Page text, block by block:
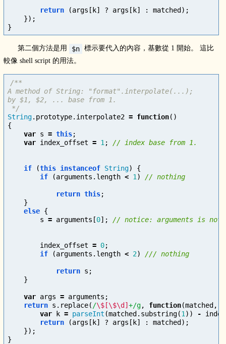
return (args [ k] ? args [ k] : matched );
});
}
第二個方法是用 $n 標示要代入的內容，基數從 1 開始。 這比
較像 shell script 的用法。
/**
A method of String: "format".interpolate(...);
by $1, $2, ... base from 1.
*/
String. prototype. interpolate2 = function()
{
var s = this;
var index_offset = 1 ;
if (this instanceof String)
{
if
(arguments . length < 1 )
return this;
}
else {
s = arguments [0];
index_offset = 0;
if
(arguments . length < 2)
return s ;
}
var args = arguments ;
return s . replace( /\$[\$\d] +/g, function(matched ,
var
k = parseInt (matched . substring(1 )) -
return
(args [ k] ? args [ k] : matched );
});
}